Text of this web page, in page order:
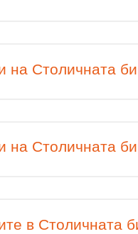
на Столичната
на Столичната
в Столичната